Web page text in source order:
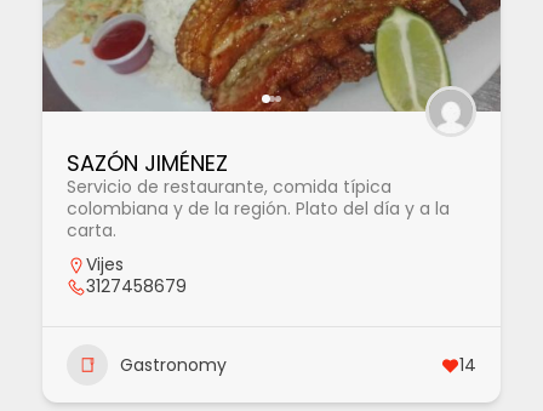
SAZÓN JIMÉNEZ
Servicio de restaurante, comida típica
colombiana y de la región. Plato del día y a la
carta.
Vijes
3127458679
Gastronomy 14